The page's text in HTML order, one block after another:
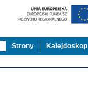
Strony Kalejdoskop